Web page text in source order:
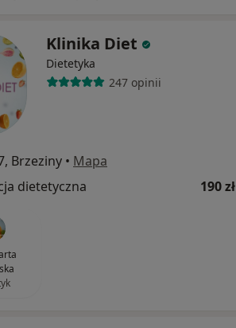
Klinika Diet
Dietetyka
247 opinii
Brzeziny • Mapa
dietetyczna
190 zł